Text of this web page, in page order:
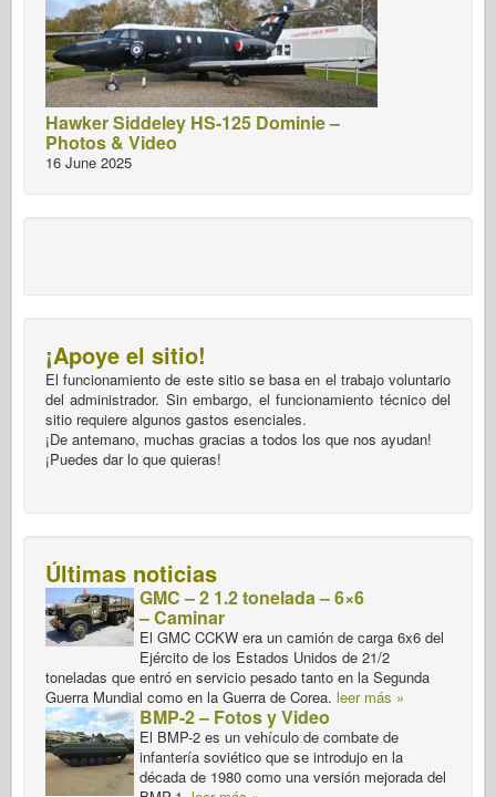
Hawker Siddeley HS-125 Dominie –
Photos & Video
16 June 2025
¡Apoye el sitio!
El funcionamiento de este sitio se basa en el trabajo voluntario
del administrador. Sin embargo, el funcionamiento técnico del
sitio requiere algunos gastos esenciales.
¡De antemano, muchas gracias a todos los que nos ayudan!
¡Puedes dar lo que quieras!
Últimas noticias
GMC – 2 1.2 tonelada – 6×6
– Caminar
El GMC CCKW era un camión de carga 6x6 del
Ejército de los Estados Unidos de 21/2
toneladas que entró en servicio pesado tanto en la Segunda
Guerra Mundial como en la Guerra de Corea. leer más »
BMP-2 – Fotos y Video
El BMP-2 es un vehículo de combate de
infantería soviético que se introdujo en la
década de 1980 como una versión mejorada del